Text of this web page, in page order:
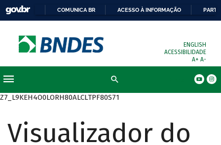
COMUNICA BR ACESSO À INFORMAÇÃO
ENGLISH
ACESSIBILIDADE
A+ A-
Z7_L9KEH4O0LORH80ALCLTPF80S71
Visualizador do